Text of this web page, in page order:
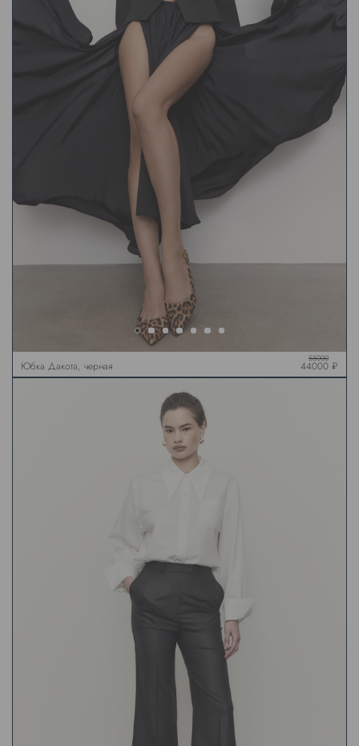
Юбка Дакота, черная
55000
44000 ₽